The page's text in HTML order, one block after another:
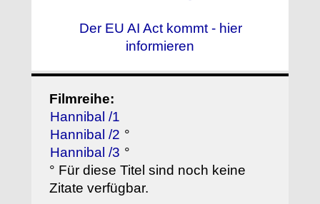
Der EU AI Act kommt - hier
informieren
Filmreihe:
Hannibal /1
Hannibal /2 °
Hannibal /3 °
° Für diese Titel sind noch keine
Zitate verfügbar.